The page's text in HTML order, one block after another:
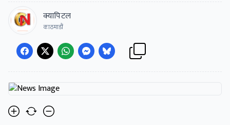
क्यापिटल
काठमाडौं